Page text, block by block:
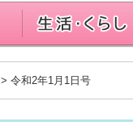
> 令和2年1月1日号